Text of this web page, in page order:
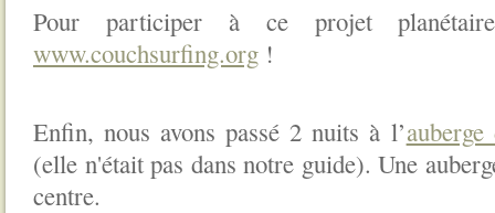
Pour participer à ce projet
www.couchsurfing.org !
Enfin, nous avons passé 2 nuits à l’
(elle n'était pas dans notre guide). Une
centre.